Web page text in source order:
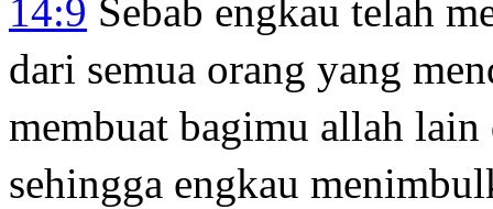
14:9 Sebab engkau telah
dari semua orang yang
membuat bagimu allah
sehingga engkau